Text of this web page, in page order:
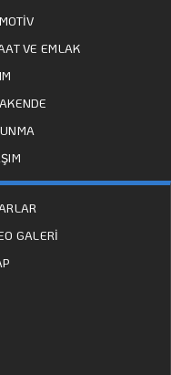
VE EMLAK
GALERİ